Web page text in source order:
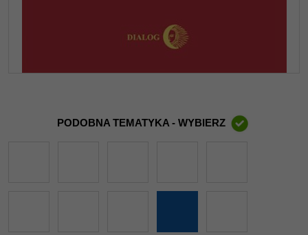
PODOBNA TEMATYKA - WYBIERZ